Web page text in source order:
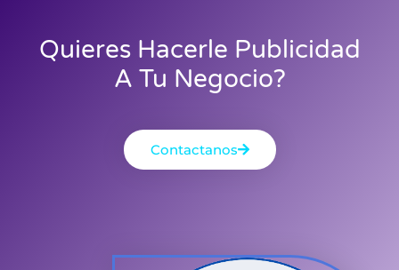
Quieres Hacerle Publicidad
A Tu Negocio?
Contactanos